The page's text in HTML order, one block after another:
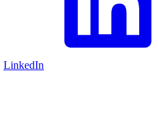
LinkedIn